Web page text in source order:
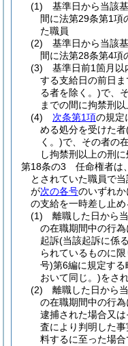
(1)
基準日から当該
間に法第29条第1項
た職員
(2)
基準日から当該
間に法第28条第4項
(3)
基準日前1箇月以
する支給日の前日
る者を除く。)で、
までの間に拘禁刑
(4)
次条第1項の規定
める処分を受けた者
く。)で、その者の
し拘禁刑以上の刑
第18条の3
任命権者は
とされていた職員で
が次の各号のいずれ
の支給を一時差し止め
(1)
離職した日から
の在職期間中の行
起訴(当該起訴に係
られているものに
号)第6編に規定する
おいて同じ。)をさ
(2)
離職した日から
の在職期間中の行
逮捕された場合又
査により判明した
料するに至った場